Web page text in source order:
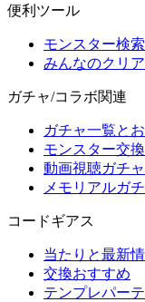
便利ツール
モンスター検
みんなのクリ
ガチャ/コラボ関連
ガチャ一覧と
モンスター交
動画視聴ガチャ
メモリアルガ
コードギアス
当たりと最新
交換おすすめ
テンプレパー